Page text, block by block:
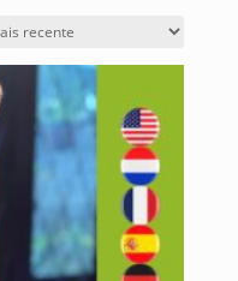
mais
recente